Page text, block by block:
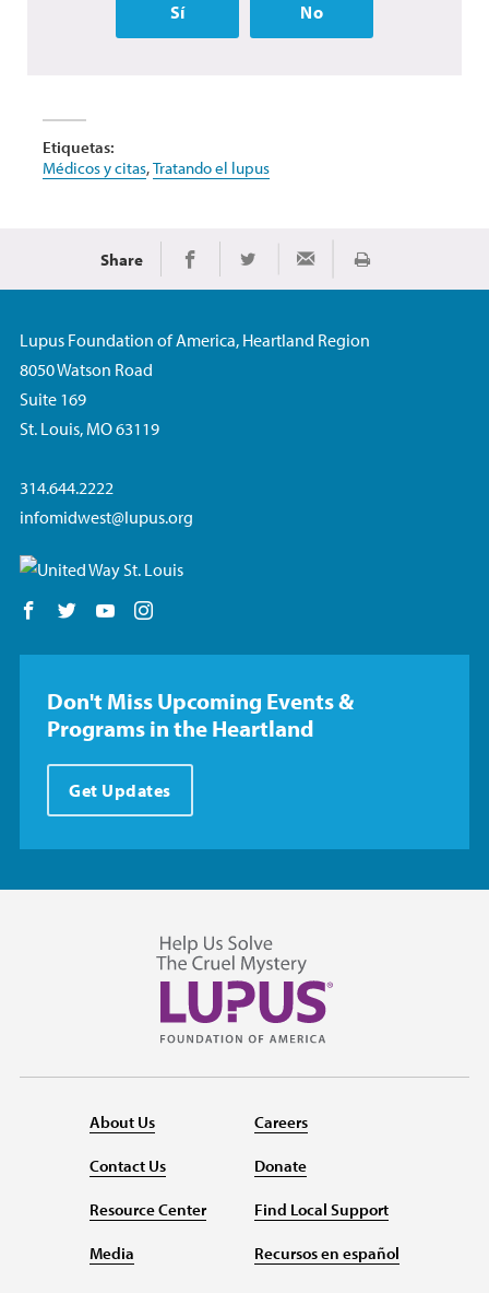
Sí No
Etiquetas:
Médicos y citas,Tratando el lupus
Share Share on Facebook
Share on TwitterShare via EmailImprimir
Lupus Foundation of America, Heartland Region
8050 Watson Road
Suite 169
St. Louis, MO 63119
314.644.2222
infomidwest@lupus.org
Follow us on Facebook
Follow us on Twitter
Follow us on YouTube
Don't Miss Upcoming Events &
Programs in the Heartland
Get Updates
About Us
Contact Us
Resource Center
Media
Careers
Donate
Find Local Support
Recursos en español